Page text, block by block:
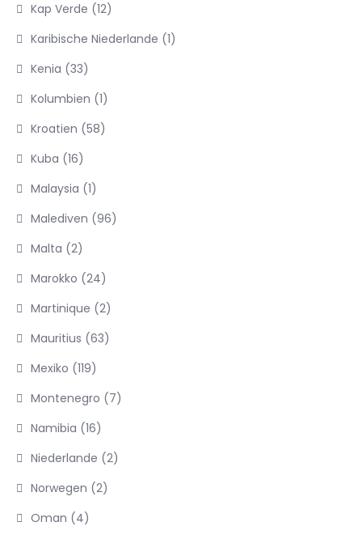
Kap Verde (12)
Karibische Niederlande (1)
Kenia (33)
Kolumbien (1)
Kroatien (58)
Kuba (16)
Malaysia (1)
Malediven (96)
Malta (2)
Marokko (24)
Martinique (2)
Mauritius (63)
Mexiko (119)
Montenegro (7)
Namibia (16)
Niederlande (2)
Norwegen (2)
Oman (4)